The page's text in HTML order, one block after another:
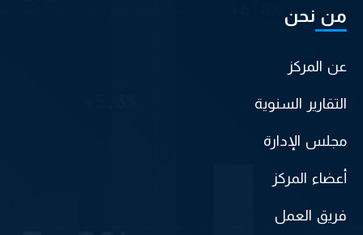
من نحن
عن المركز
التقارير السنوية
مجلس الإدارة
أعضاء المركز
فريق العمل